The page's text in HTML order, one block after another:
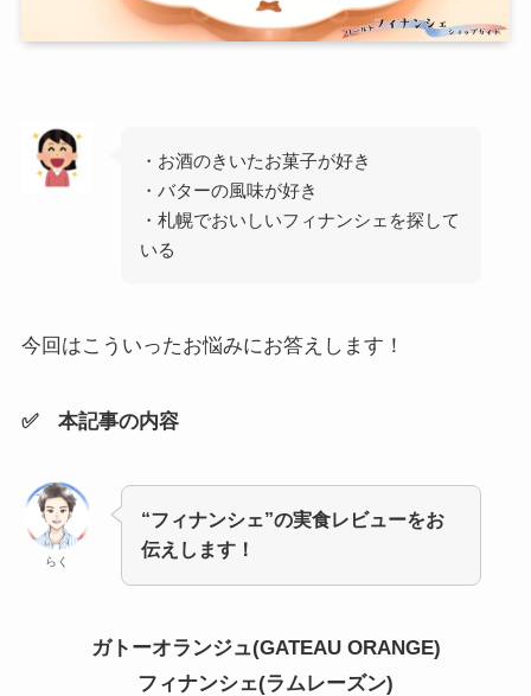
・お酒のきいたお菓子が好き
・バターの風味が好き
・札幌でおいしいフィナンシェを探して
いる
今回はこういったお悩みにお答えします！
✅ 本記事の内容
らく
“フィナンシェ”の実食レビューをお
伝えします！
ガトーオランジュ(GATEAU ORANGE)
フィナンシェ(ラムレーズン)